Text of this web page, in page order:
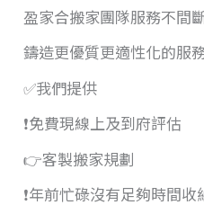
盈家合搬家團隊服務不間
鑄造更優質更適性化的服
✅我們提供
❗️免費現線上及到府評估
👉客製搬家規劃
❗️年前忙碌沒有足夠時間收